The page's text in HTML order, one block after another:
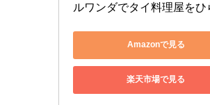
ルワンダでタイ料理屋をひ
Amazonで見る
楽天市場で見る